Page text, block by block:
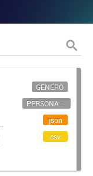
GÉNERO
PERSONAL CIENTÍFICO-TECNOLÓGICO
json
csv